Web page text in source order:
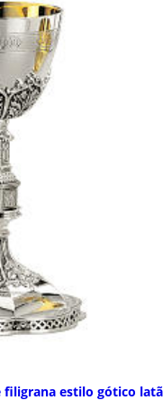
filigrana estilo gótico